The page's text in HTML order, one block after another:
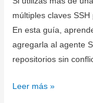
múltiples claves
En esta guía,
agregarla al agente
repositorios sin
Cómo
Leer más »